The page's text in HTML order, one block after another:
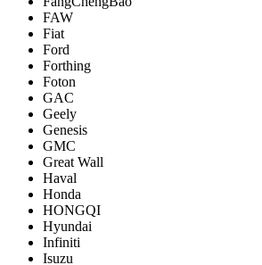
FAW
Fiat
Ford
Forthing
Foton
GAC
Geely
Genesis
GMC
Great Wall
Haval
Honda
HONGQI
Hyundai
Infiniti
Isuzu